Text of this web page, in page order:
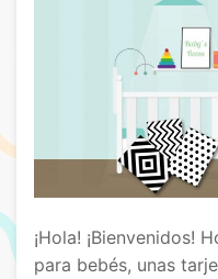
¡Hola! ¡Bienvenidos!
para bebés, unas